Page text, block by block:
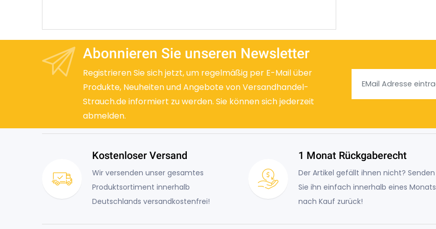
Abonnieren Sie unseren Newsletter
Registrieren Sie sich jetzt, um regelmäßig per E-Mail über
Produkte, Neuheiten und Angebote von Versandhandel-
Strauch.de informiert zu werden. Sie können sich jederzeit
abmelden.
Kostenloser Versand
Wir versenden unser gesamtes
Produktsortiment innerhalb
Deutschlands versandkostenfrei!
1 Monat Rückgaberecht
Der Artikel gefällt ihnen nicht? Senden
Sie ihn einfach innerhalb eines Monats
nach Kauf zurück!